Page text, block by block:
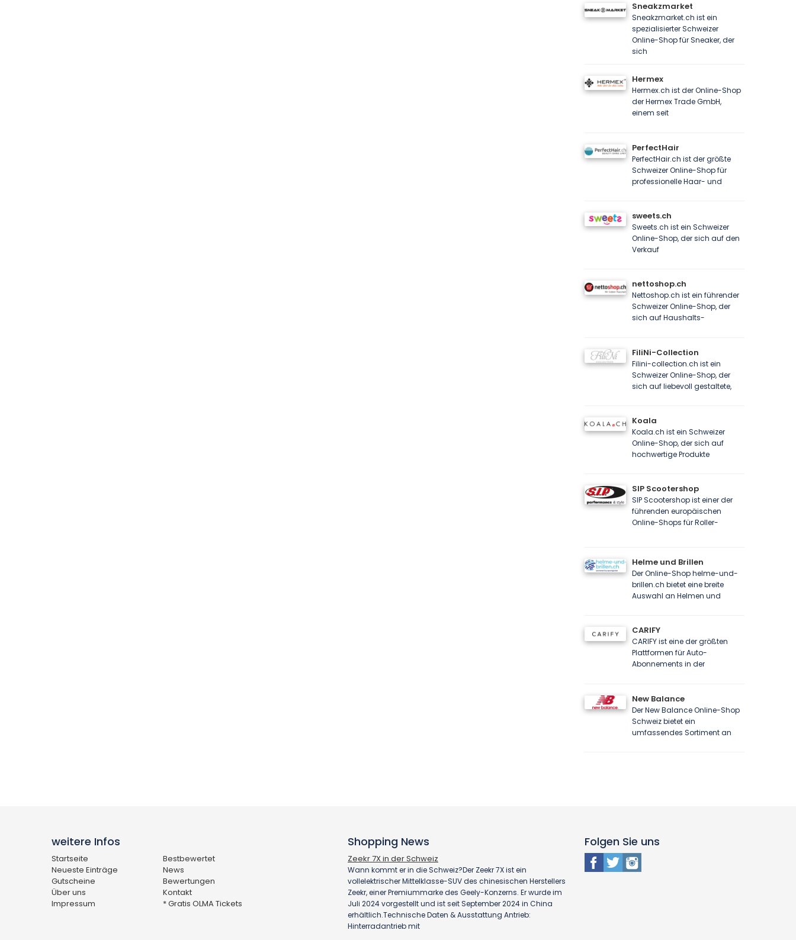
Sneakzmarket
Sneakzmarket.ch ist ein
spezialisierter Schweizer
Online-Shop für Sneaker, der
sich
Hermex
Hermex.ch ist der Online-Shop
der Hermex Trade GmbH,
einem seit
PerfectHair
PerfectHair.ch ist der größte
Schweizer Online-Shop für
professionelle Haar- und
sweets.ch
Sweets.ch ist ein Schweizer
Online-Shop, der sich auf den
Verkauf
nettoshop.ch
Nettoshop.ch ist ein führender
Schweizer Online-Shop, der
sich auf Haushalts-
FiliNi-Collection
Filini-collection.ch ist ein
Schweizer Online-Shop, der
sich auf liebevoll gestaltete,
Koala
Koala.ch ist ein Schweizer
Online-Shop, der sich auf
hochwertige Produkte
SIP Scootershop
SIP Scootershop ist einer der
führenden europäischen
Online-Shops für Roller-
Helme und Brillen
Der Online-Shop helme-und-
brillen.ch bietet eine breite
Auswahl an Helmen und
CARIFY
CARIFY ist eine der größten
Plattformen für Auto-
Abonnements in der
New Balance
Der New Balance Online-Shop
Schweiz bietet ein
umfassendes Sortiment an
weitere Infos
Startseite
Bestbewertet
Neueste Einträge
News
Gutscheine
Bewertungen
Über uns
Kontakt
Impressum
* Gratis OLMA Tickets
Shopping News
Zeekr 7X in der Schweiz
Wann kommt er in die Schweiz?Der Zeekr 7X ist ein
vollelektrischer Mittelklasse-SUV des chinesischen Herstellers
Zeekr, einer Premiummarke des Geely-Konzerns. Er wurde im
Juli 2024 vorgestellt und ist seit September 2024 in China
erhältlich.Technische Daten & Ausstattung Antrieb:
Hinterradantrieb mit
Folgen Sie uns